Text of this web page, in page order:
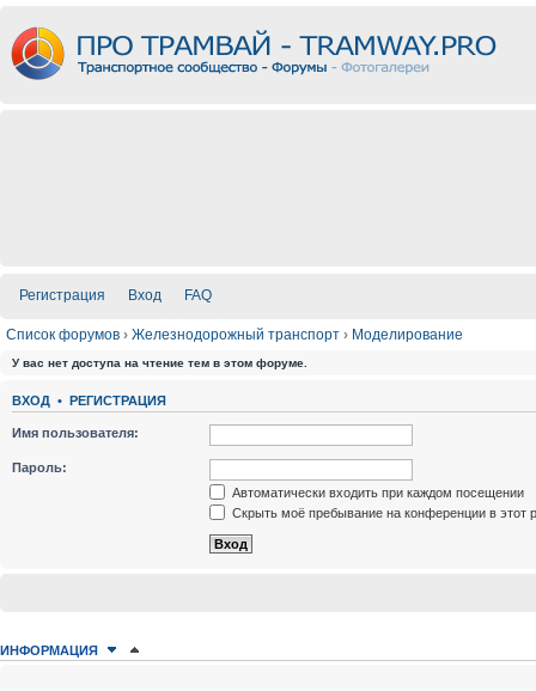
Регистрация Вход FAQ
Список форумов › Железнодорожный транспорт › Моделирование
У вас нет доступа на чтение тем в этом форуме.
ВХОД • РЕГИСТРАЦИЯ
Имя пользователя:
Пароль:
Автоматически входить при каждом посещении
Скрыть моё пребывание на конференции в этот
ИНФОРМАЦИЯ